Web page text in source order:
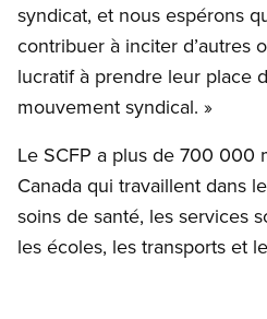
syndicat, et nous espérons
contribuer à inciter d’autres
lucratif à prendre leur place
mouvement syndical. »
Le SCFP a plus de 700 000
Canada qui travaillent dans
soins de santé, les services
les écoles, les transports et